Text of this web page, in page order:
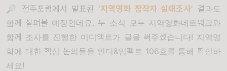
🔎 전주포럼에서 발표된 '지역영화 창작자 실태조사' 결과도
함께 살펴볼 예정인데요. 두 소식 모두 지역영화네트워크와
함께 조사를 진행한 미디액트가 글을 써주셨습니다! 지역영
화에 대한 핵심 논의들을 인디&임팩트 106호를 통해 확인하
세요!